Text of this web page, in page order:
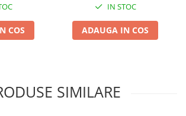
COS
IN STOC
ADAUGA IN COS
SIMILARE